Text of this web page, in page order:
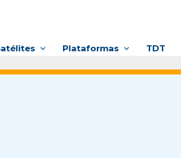
Plataformas TDT